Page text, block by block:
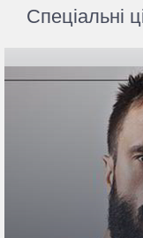
Спеціальні